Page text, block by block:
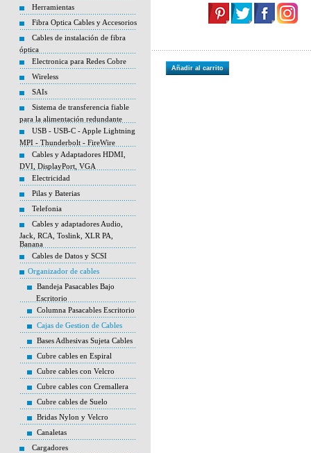
Herramientas
Fibra Optica Cables y Accesorios
Cables de instalación de fibra
óptica
Electronica para Redes Cobre
Wireless
SAIs
Sistema de transferencia fiable
para la alimentación redundante
USB - USB-C - Apple Lightning
MPI - Thunderbolt - FireWire
Cables y Adaptadores HDMI,
DVI, DisplayPort, VGA
Electricidad
Pilas y Baterias
Telefonia
Cables y adaptadores Audio,
Jack, RCA, Toslink, XLR PA,
Banana
Cables de Datos y SCSI
Organizador de cables
Bandeja Pasacables Bajo
Escritorio
Columna Pasacables Escritorio
Cajas de Gestion de Cables
Bases Adhesivas Sujeta Cables
Cubre cables en Espiral
Cubre cables con Velcro
Cubre cables con Cremallera
Cubre cables de Suelo
Bridas Nylon y Velcro
Canaletas
Cargadores
Añadir al carrito